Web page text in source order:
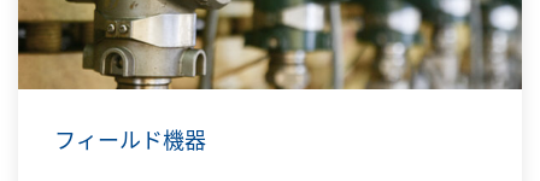
フィールド機器